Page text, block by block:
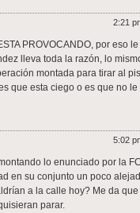
2:21
PROVOCANDO, por eso
lleva toda la razón, lo
montada para tirar al
que esta ciego o es que no
5:02
lo enunciado por la
en su conjunto un poco
a la calle hoy? Me da
parar.